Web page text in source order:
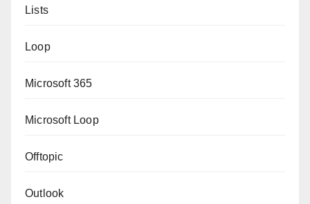
Lists
Loop
Microsoft 365
Microsoft Loop
Offtopic
Outlook